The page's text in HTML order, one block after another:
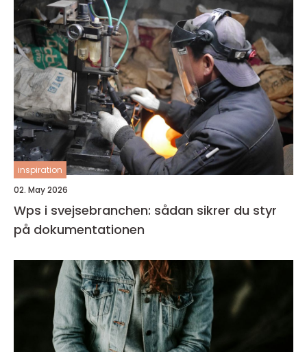
inspiration
02. May 2026
Wps i svejsebranchen: sådan sikrer du styr
på dokumentationen